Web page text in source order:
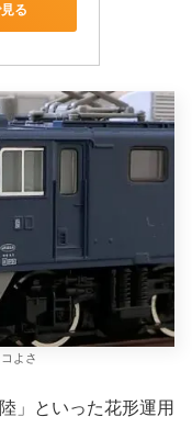
る
よさ
」といった花形運用